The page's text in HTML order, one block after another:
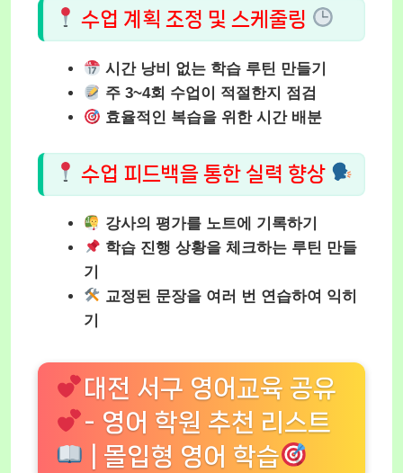
수업 계획 조정 및 스케줄링
시간 낭비 없는 학습 루틴 만들기
주 3~4회 수업이 적절한지 점검
효율적인 복습을 위한 시간 배분
수업 피드백을 통한 실력 향상
강사의 평가를 노트에 기록하기
학습 진행 상황을 체크하는 루틴 만들
기
교정된 문장을 여러 번 연습하여 익히
기
대전 서구 영어교육 공유
- 영어 학원 추천 리스트
| 몰입형 영어 학습